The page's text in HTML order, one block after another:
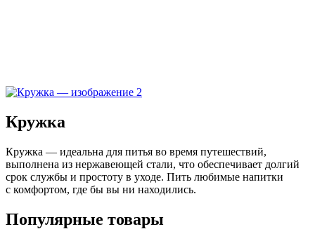
Кружка
Кружка — идеальна для питья во время путешествий,
выполнена из нержавеющей стали, что обеспечивает долгий
срок службы и простоту в уходе. Пить любимые напитки
с комфортом, где бы вы ни находились.
Популярные товары